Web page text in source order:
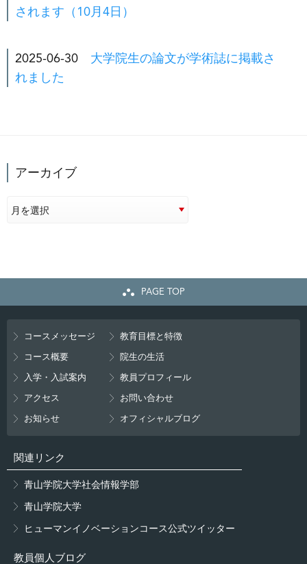
されます（10月4日）
2025-06-30 大学院生の論文が学術誌に掲載さ
れました
アーカイブ
月を選択
PAGE TOP
コースメッセージ
教育目標と特徴
コース概要
院生の生活
入学・入試案内
教員プロフィール
アクセス
お問い合わせ
お知らせ
オフィシャルブログ
関連リンク
青山学院大学社会情報学部
青山学院大学
ヒューマンイノベーションコース公式ツイッター
教員個人ブログ